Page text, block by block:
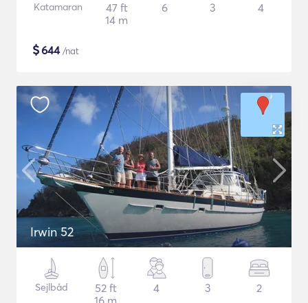
Katamaran
47 ft
14 m
6 3 4
$644/nat
Irwin 52
Sejlbåd
52 ft
16 m
4 3 2